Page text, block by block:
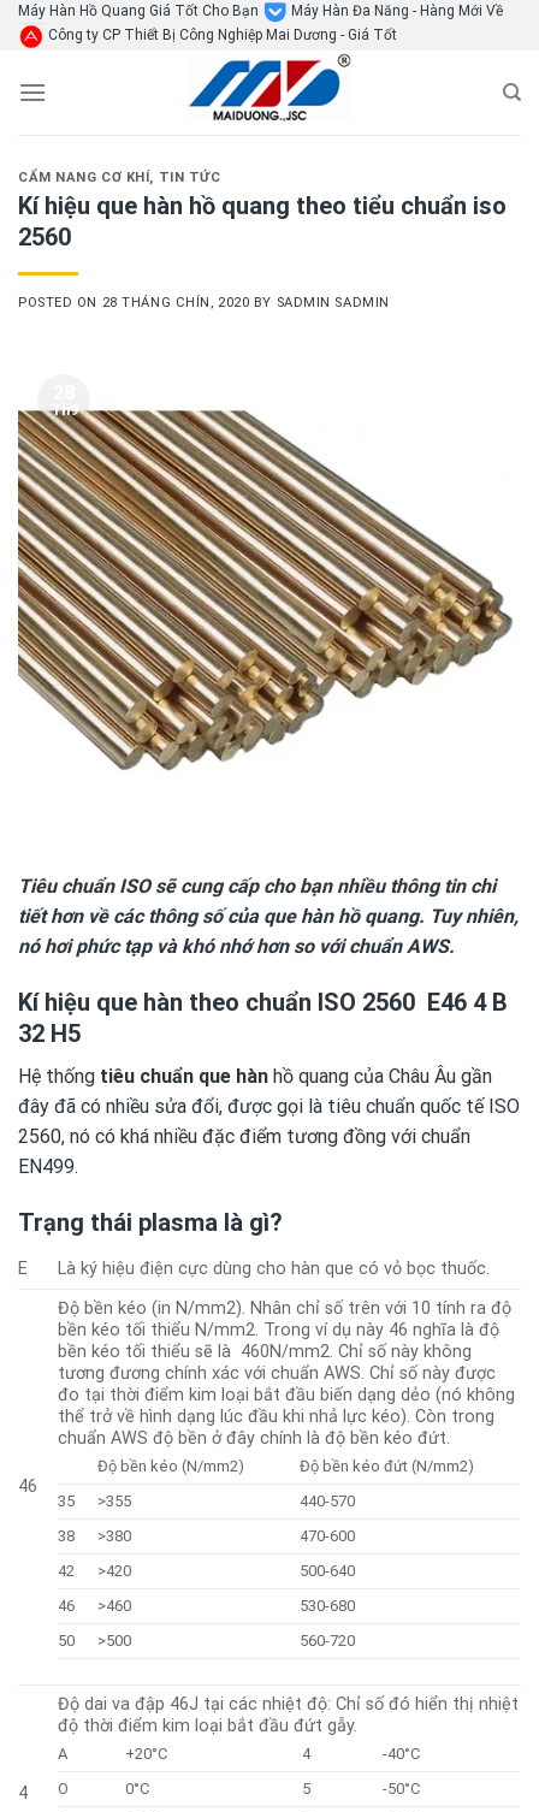
SkipMáy Hàn Hồ Quang Giá Tốt Cho Bạn
Máy Hàn Đa Năng - Hàng Mới Về
Công ty CP Thiết Bị Công Nghiệp Mai Dương - Giá Tốt
CẨM NANG CƠ KHÍ, TIN TỨC
Kí hiệu que hàn hồ quang theo tiểu chuẩn iso
2560
POSTED ON 28 THÁNG CHÍN, 2020 BY SADMIN SADMIN
Th9
Tiêu chuẩn ISO sẽ cung cấp cho bạn nhiều thông tin chi
tiết hơn về các thông số của que hàn hồ quang. Tuy nhiên,
nó hơi phức tạp và khó nhớ hơn so với chuẩn AWS.
Kí hiệu que hàn theo chuẩn ISO 2560 E46 4 B
32 H5
Hệ thống tiêu chuẩn que hàn hồ quang của Châu Âu gần
đây đã có nhiều sửa đổi, được gọi là tiêu chuẩn quốc tế ISO
2560, nó có khá nhiều đặc điểm tương đồng với chuẩn
EN499.
Trạng thái plasma là gì?
E Là ký hiệu điện cực dùng cho hàn que có vỏ bọc thuốc.
46
Độ bền kéo (in N/mm2). Nhân chỉ số trên với 10 tính ra độ
bền kéo tối thiểu N/mm2. Trong ví dụ này 46 nghĩa là độ
bền kéo tối thiểu sẽ là 460N/mm2. Chỉ số này không
tương đương chính xác với chuẩn AWS. Chỉ số này được
đo tại thời điểm kim loại bắt đầu biến dạng dẻo (nó không
thể trở về hình dạng lúc đầu khi nhả lực kéo). Còn trong
chuẩn AWS độ bền ở đây chính là độ bền kéo đứt.
Độ bền kéo (N/mm2)
Độ bền kéo đứt (N/mm2)
35
>355
440-570
38
>380
470-600
42
>420
500-640
46
>460
530-680
50
>500 560-720
4
Độ dai va đập 46J tại các nhiệt độ: Chỉ số đó hiển thị nhiệt
độ thời điểm kim loại bắt đầu đứt gẫy.
A +20°C 4
-40°C
O
0°C 5
-50°C